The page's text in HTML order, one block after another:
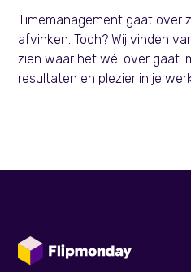
Timemanagement gaat over
afvinken. Toch? Wij vinden
zien waar het wél over gaat:
resultaten en plezier in je